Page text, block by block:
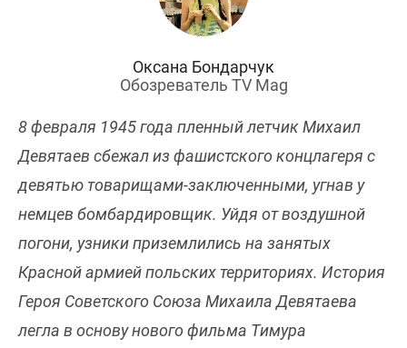
Оксана Бондарчук
Обозреватель TV Mag
8 февраля 1945 года пленный летчик Михаил
Девятаев сбежал из фашистского концлагеря с
девятью товарищами-заключенными, угнав у
немцев бомбардировщик. Уйдя от воздушной
погони, узники приземлились на занятых
Красной армией польских территориях. История
Героя Советского Союза Михаила Девятаева
легла в основу нового фильма Тимура